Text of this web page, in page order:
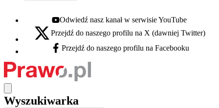
Youtube - otwiera się w nowej karcie
Odwiedź nasz kanał w serwisie YouTube
X - otwiera się w nowej karcie
Przejdź do naszego profilu na X (dawniej Twitter)
Facebook - otwiera się w nowej karcie
Przejdź do naszego profilu na Facebooku
Wyszukiwarka